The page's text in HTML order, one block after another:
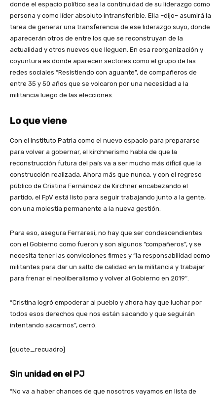
donde el espacio político sea la continuidad de su liderazgo como
persona y como líder absoluto intransferible. Ella –dijo– asumirá la
tarea de generar una transferencia de ese liderazgo suyo, donde
aparecerán otros de entre los que se reconstruyan de la
actualidad y otros nuevos que lleguen. En esa reorganización y
coyuntura es donde aparecen sectores como el grupo de las
redes sociales “Resistiendo con aguante”, de compañeros de
entre 35 y 50 años que se volcaron por una necesidad a la
militancia luego de las elecciones.
Lo que viene
Con el Instituto Patria como el nuevo espacio para prepararse
para volver a gobernar, el kirchnerismo habla de que la
reconstrucción futura del país va a ser mucho más difícil que la
construcción realizada. Ahora más que nunca, y con el regreso
público de Cristina Fernández de Kirchner encabezando el
partido, el FpV está listo para seguir trabajando junto a la gente,
con una molestia permanente a la nueva gestión.
Para eso, asegura Ferraresi, no hay que ser condescendientes
con el Gobierno como fueron y son algunos “compañeros”, y se
necesita tener las convicciones firmes y “la responsabilidad como
militantes para dar un salto de calidad en la militancia y trabajar
para frenar el neoliberalismo y volver al Gobierno en 2019″.
“Cristina logró empoderar al pueblo y ahora hay que luchar por
todos esos derechos que nos están sacando y que seguirán
intentando sacarnos”, cerró.
[quote_recuadro]
Sin unidad en el PJ
“No va a haber chances de que nosotros vayamos en lista de